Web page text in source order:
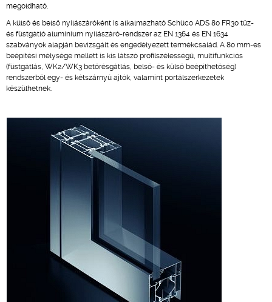
megoldható.
A külső és belső nyílászáróként is alkalmazható Schüco ADS 80 FR30 tűz-
és füstgátló alumínium nyílászáró-rendszer az EN 1364 és EN 1634
szabványok alapján bevizsgált és engedélyezett termékcsalád. A 80 mm-es
beépítési mélysége mellett is kis látszó profilszélességű, multifunkciós
(füstgátlás, WK2/WK3 betörésgátlás, belső- és külső beépíthetőség)
rendszerből egy- és kétszárnyú ajtók, valamint portálszerkezetek
készülhetnek.